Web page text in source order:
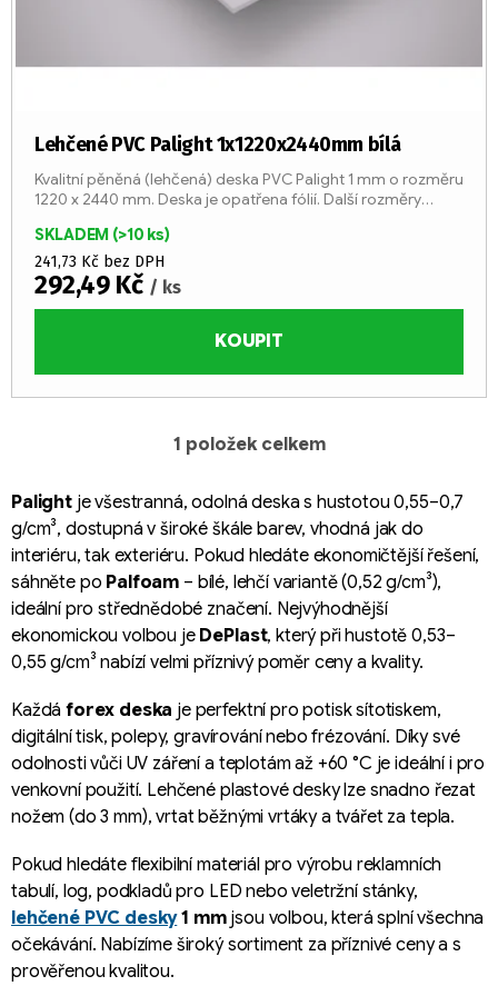
k
Lehčené PVC Palight 1x1220x2440mm bílá
SKLADEM (>10 ks)
241,73 Kč bez DPH
292,49 Kč / ks
KOUPIT
Kvalitní pěněná (lehčená) deska PVC Palight 1 mm o rozměru
1220 x 2440 mm. Deska je opatřena fólií. Další rozměry
l
á
d
a
c
í
p
r
v
k
y
v
ý
p
s
u
1 položek celkem
Palightje všestranná, odolná deska s hustotou 0,55–0,7
g/cm³, dostupná v široké škále barev, vhodná jak do
interiéru, tak exteriéru. Pokud hledáte ekonomičtější řešení,
sáhněte po Palfoam – bílé, lehčí variantě (0,52 g/cm³),
ideální pro střednědobé značení. Nejvýhodnější
ekonomickou volbou je DePlast, který při hustotě 0,53–
0,55 g/cm³ nabízí velmi příznivý poměr ceny a kvality.
Každáforex deska je perfektní pro potisk sítotiskem,
digitální tisk, polepy, gravírování nebo frézování. Díky své
odolnosti vůči UV záření a teplotám až +60 °C je ideální i pro
venkovní použití. Lehčené plastové desky lze snadno řezat
nožem (do 3 mm), vrtat běžnými vrtáky a tvářet za tepla.
Pokud hledáte flexibilní materiál pro výrobu reklamních
tabulí, log, podkladů pro LED nebo veletržní stánky,
lehčené PVC desky1 mmjsou volbou, která splní všechna
očekávání. Nabízíme široký sortiment za příznivé ceny a s
prověřenou kvalitou.